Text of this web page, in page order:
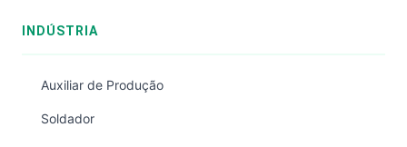
INDÚSTRIA
Auxiliar de Produção
Soldador